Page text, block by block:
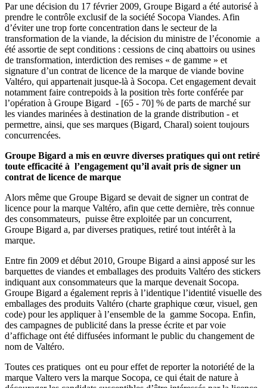
Par une décision du 17 février 2009, Groupe Bigard a été autorisé à
prendre le contrôle exclusif de la société Socopa Viandes. Afin
d’éviter une trop forte concentration dans le secteur de la
transformation de la viande, la décision du ministre de l’économie a
été assortie de sept conditions : cessions de cinq abattoirs ou usines
de transformation, interdiction des remises « de gamme » et
signature d’un contrat de licence de la marque de viande bovine
Valtéro, qui appartenait jusque-là à Socopa. Cet engagement devait
notamment faire contrepoids à la position très forte conférée par
l’opération à Groupe Bigard - [65 - 70] % de parts de marché sur
les viandes marinées à destination de la grande distribution - et
permettre, ainsi, que ses marques (Bigard, Charal) soient toujours
concurrencées.
Groupe Bigard a mis en œuvre diverses pratiques qui ont retiré
toute efficacité à l’engagement qu’il avait pris de signer un
contrat de licence de marque
Alors même que Groupe Bigard se devait de signer un contrat de
licence pour la marque Valtéro, afin que cette dernière, très connue
des consommateurs, puisse être exploitée par un concurrent,
Groupe Bigard a, par diverses pratiques, retiré tout intérêt à la
marque.
Entre fin 2009 et début 2010, Groupe Bigard a ainsi apposé sur les
barquettes de viandes et emballages des produits Valtéro des stickers
indiquant aux consommateurs que la marque devenait Socopa.
Groupe Bigard a également repris à l’identique l’identité visuelle des
emballages des produits Valtéro (charte graphique cœur, visuel, gen
code) pour les appliquer à l’ensemble de la gamme Socopa. Enfin,
des campagnes de publicité dans la presse écrite et par voie
d’affichage ont été diffusées informant le public du changement de
nom de Valtéro.
Toutes ces pratiques ont eu pour effet de reporter la notoriété de la
marque Valtero vers la marque Socopa, ce qui était de nature à